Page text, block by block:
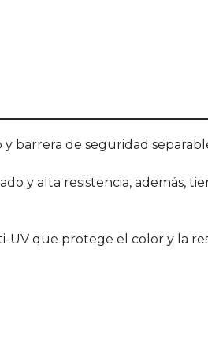
barrera de seguridad
y alta resistencia, además,
que protege el color y la